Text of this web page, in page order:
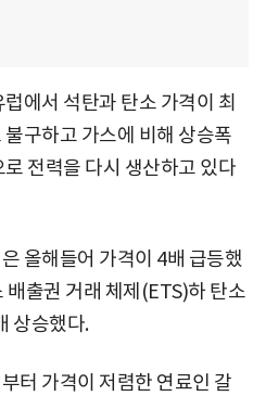
에서 석탄과 탄소 가격이 최
구하고 가스에 비해 상승폭
전력을 다시 생산하고 있다
올해들어 가격이 4배 급등했
출권 거래 체제(ETS)하 탄소
상승했다.
터 가격이 저렴한 연료인 갈